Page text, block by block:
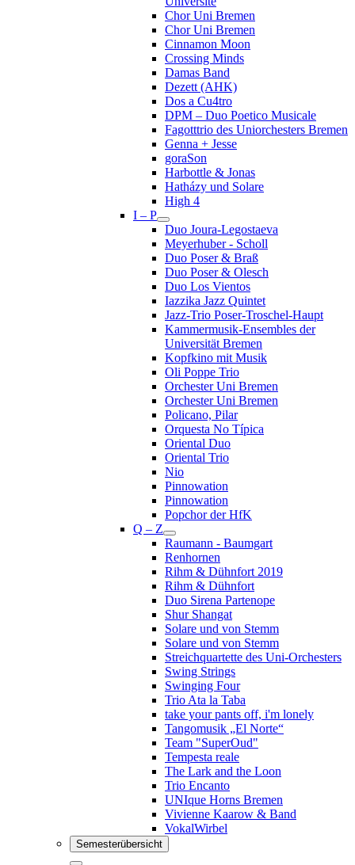
Chor Uni Bremen
Chor Uni Bremen
Cinnamon Moon
Crossing Minds
Damas Band
Dezett (AHK)
Dos a Cu4tro
DPM – Duo Poetico Musicale
Fagotttrio des Uniorchesters Bremen
Genna + Jesse
goraSon
Harbottle & Jonas
Hatházy und Solare
High 4
I – P
Duo Joura-Legostaeva
Meyerhuber - Scholl
Duo Poser & Braß
Duo Poser & Olesch
Duo Los Vientos
Iazzika Jazz Quintet
Jazz-Trio Poser-Troschel-Haupt
Kammermusik-Ensembles der
Universität Bremen
Kopfkino mit Musik
Oli Poppe Trio
Orchester Uni Bremen
Orchester Uni Bremen
Policano, Pilar
Orquesta No Típica
Oriental Duo
Oriental Trio
Nio
Pinnowation
Pinnowation
Popchor der HfK
Q – Z
Raumann - Baumgart
Renhornen
Rihm & Dühnfort 2019
Rihm & Dühnfort
Duo Sirena Partenope
Shur Shangat
Solare und von Stemm
Solare und von Stemm
Streichquartette des Uni-Orchesters
Swing Strings
Swinging Four
Trio Ata la Taba
take your pants off, i'm lonely
Tangomusik „El Norte“
Team "SuperOud"
Tempesta reale
The Lark and the Loon
Trio Encanto
UNIque Horns Bremen
Vivienne Kaarow & Band
VokalWirbel
Semesterübersicht